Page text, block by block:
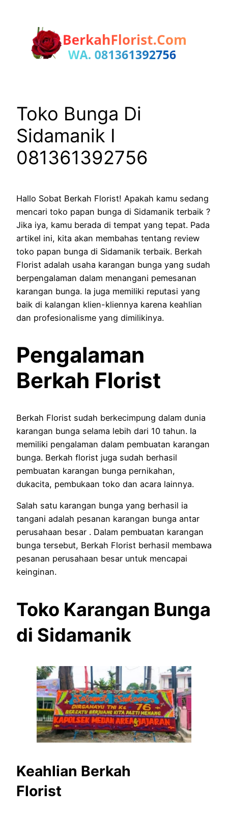
Toko Bunga Di
Sidamanik I
081361392756
Hallo Sobat Berkah Florist! Apakah kamu sedang
mencari toko papan bunga di Sidamanik terbaik ?
Jika iya, kamu berada di tempat yang tepat. Pada
artikel ini, kita akan membahas tentang review
toko papan bunga di Sidamanik terbaik. Berkah
Florist adalah usaha karangan bunga yang sudah
berpengalaman dalam menangani pemesanan
karangan bunga. Ia juga memiliki reputasi yang
baik di kalangan klien-kliennya karena keahlian
dan profesionalisme yang dimilikinya.
Pengalaman
Berkah Florist
Berkah Florist sudah berkecimpung dalam dunia
karangan bunga selama lebih dari 10 tahun. Ia
memiliki pengalaman dalam pembuatan karangan
bunga. Berkah florist juga sudah berhasil
pembuatan karangan bunga pernikahan,
dukacita, pembukaan toko dan acara lainnya.
Salah satu karangan bunga yang berhasil ia
tangani adalah pesanan karangan bunga antar
perusahaan besar . Dalam pembuatan karangan
bunga tersebut, Berkah Florist berhasil membawa
pesanan perusahaan besar untuk mencapai
keinginan.
Toko Karangan Bunga
di Sidamanik
Keahlian Berkah
Florist